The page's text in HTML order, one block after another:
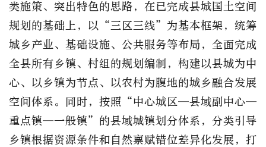
类施策、突出特色的思路，在已完成县城国土空间
规划的基础上，以“三区三线”为基本框架，统筹
城乡产业、基础设施、公共服务等布局，全面完成
全县所有乡镇、村组的规划编制，构建以县城为中
心、以乡镇为节点、以农村为腹地的城乡融合发展
空间体系。同时，按照“中心城区—县域副中心—
重点镇—一般镇”的县域城镇划分体系，分类引导
乡镇根据资源条件和自然禀赋错位差异化发展，打